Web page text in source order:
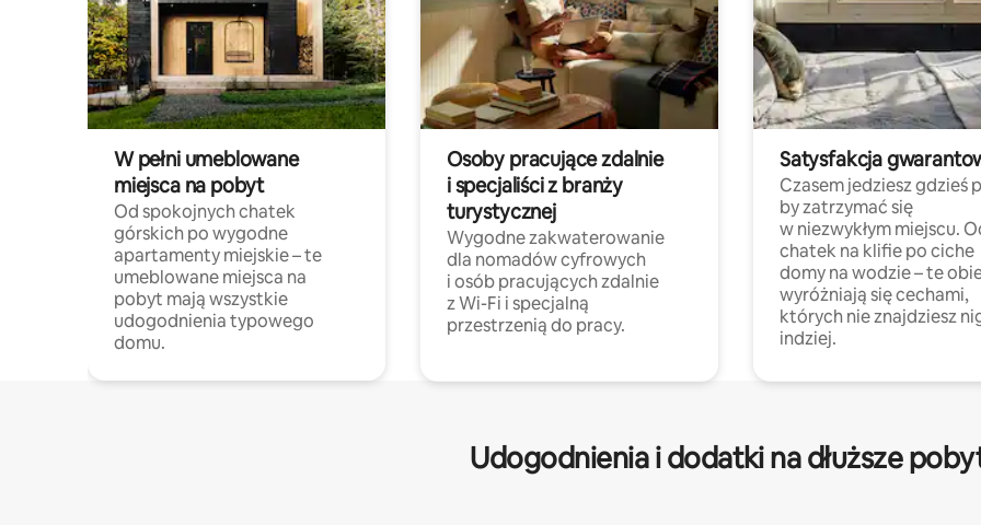
W pełni umeblowane
miejsca na pobyt
Od spokojnych chatek
górskich po wygodne
apartamenty miejskie – te
umeblowane miejsca na
pobyt mają wszystkie
udogodnienia typowego
domu.
Osoby pracujące zdalnie
i specjaliści z branży
turystycznej
Wygodne zakwaterowanie
dla nomadów cyfrowych
i osób pracujących zdalnie
z Wi-Fi i specjalną
przestrzenią do pracy.
Satysfakcja
Czasem jedziesz gdzieś
by zatrzymać się
w niezwykłym miejscu.
chatek na klifie po ciche
domy na wodzie – te
wyróżniają się cechami,
których nie znajdziesz
indziej.
Udogodnienia i dodatki na dłuższe